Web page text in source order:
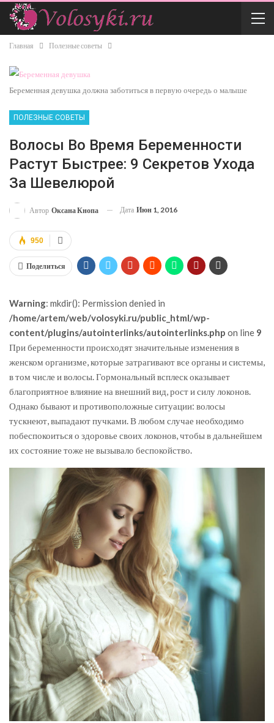
Главная Полезные советы
Беременная девушка должна заботиться в первую очередь о малыше
ПОЛЕЗНЫЕ СОВЕТЫ
Волосы Во Время Беременности
Растут Быстрее: 9 Секретов Ухода
За Шевелюрой
Автор Оксана Кнопа Дата Июн 1, 2016
950
Поделиться
Warning: mkdir(): Permission denied in
/home/artem/web/volosyki.ru/public_html/wp-
content/plugins/autointerlinks/autointerlinks.php on line 9
При беременности происходят значительные изменения в
женском организме, которые затрагивают все органы и системы,
в том числе и волосы. Гормональный всплеск оказывает
благоприятное влияние на внешний вид, рост и силу локонов.
Однако бывают и противоположные ситуации: волосы
тускнеют, выпадают пучками. В любом случае необходимо
побеспокоиться о здоровье своих локонов, чтобы в дальнейшем
их состояние тоже не вызывало беспокойство.